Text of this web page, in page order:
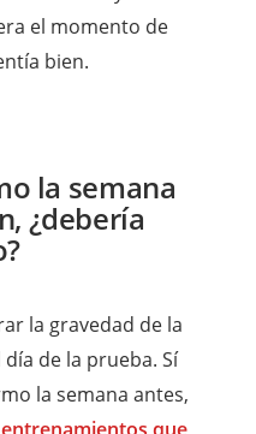
el momento de
bien.
la semana
¿debería
la gravedad de la
de la prueba. Sí
la semana antes,
que